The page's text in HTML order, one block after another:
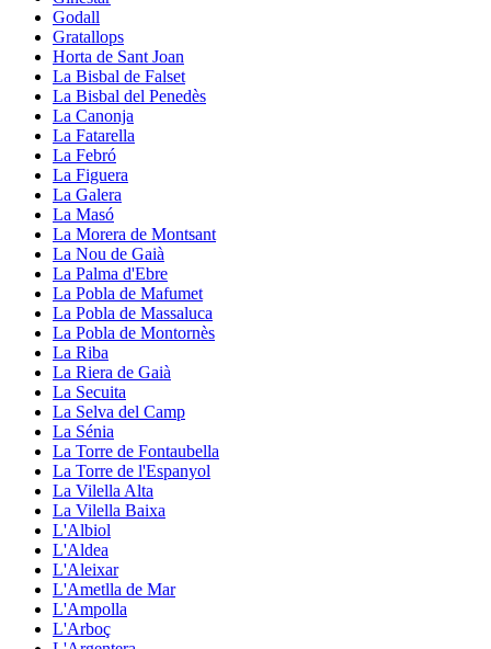
Godall
Gratallops
Horta de Sant Joan
La Bisbal de Falset
La Bisbal del Penedès
La Canonja
La Fatarella
La Febró
La Figuera
La Galera
La Masó
La Morera de Montsant
La Nou de Gaià
La Palma d'Ebre
La Pobla de Mafumet
La Pobla de Massaluca
La Pobla de Montornès
La Riba
La Riera de Gaià
La Secuita
La Selva del Camp
La Sénia
La Torre de Fontaubella
La Torre de l'Espanyol
La Vilella Alta
La Vilella Baixa
L'Albiol
L'Aldea
L'Aleixar
L'Ametlla de Mar
L'Ampolla
L'Arboç